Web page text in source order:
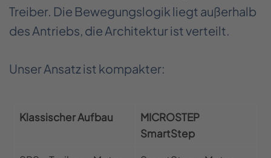
Treiber. Die Bewegungslogik liegt außerhalb
des Antriebs, die Architektur ist verteilt.
Unser Ansatz ist kompakter:
Klassischer Aufbau
MICROSTEP
SmartStep